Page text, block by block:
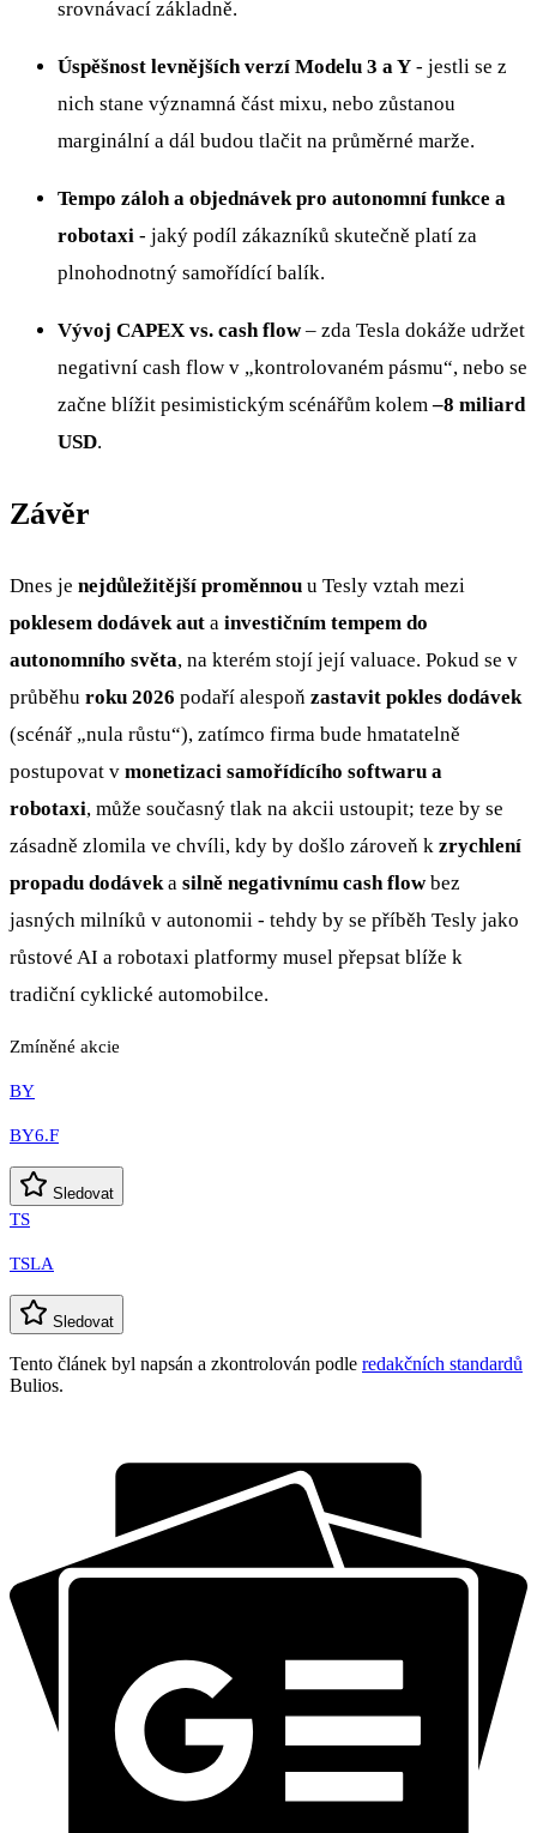
srovnávací základně.
Úspěšnost levnějších verzí Modelu 3 a Y - jestli se z
nich stane významná část mixu, nebo zůstanou
marginální a dál budou tlačit na průměrné marže.
Tempo záloh a objednávek pro autonomní funkce a
robotaxi - jaký podíl zákazníků skutečně platí za
plnohodnotný samořídící balík.
Vývoj CAPEX vs. cash flow– zda Tesla dokáže udržet
negativní cash flow v „kontrolovaném pásmu“, nebo se
začne blížit pesimistickým scénářům kolem–8 miliard
USD.
Závěr
Dnes je nejdůležitější proměnnou u Tesly vztah mezi
poklesem dodávek aut a investičním tempem do
autonomního světa, na kterém stojí její valuace. Pokud se v
průběhu roku 2026 podaří alespoň zastavit pokles dodávek
(scénář „nula růstu“), zatímco firma bude hmatatelně
postupovat v monetizaci samořídícího softwaru a
robotaxi, může současný tlak na akcii ustoupit; teze by se
zásadně zlomila ve chvíli, kdy by došlo zároveň k zrychlení
propadu dodáveka silně negativnímu cash flowbez
jasných milníků v autonomii - tehdy by se příběh Tesly jako
růstové AI a robotaxi platformy musel přepsat blíže k
tradiční cyklické automobilce.
Zmíněné akcie
BY
BY6.F
Sledovat
TS
TSLA
Sledovat
Tento článek byl napsán a zkontrolován podle redakčních standardů
Bulios.